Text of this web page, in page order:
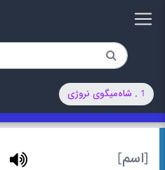
1 . شاه‌میگوی نروژی
[اسم]